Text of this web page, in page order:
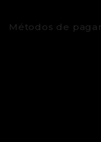
Métodos de